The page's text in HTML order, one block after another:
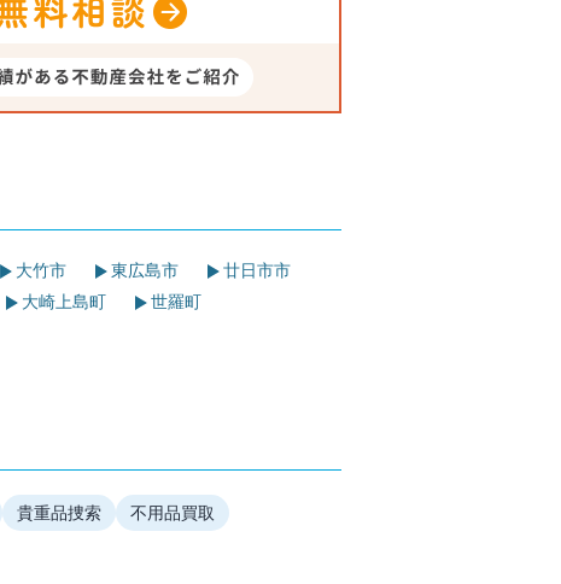
大竹市 東広島市
廿日市市
大崎上島町
世羅町
貴重品捜索 不用品買取